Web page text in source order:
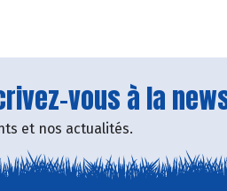
vous à la
et nos actualités.